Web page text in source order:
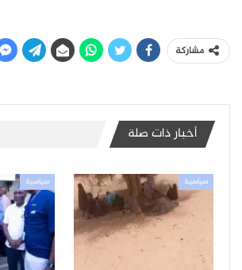
مشاركة
أخبار ذات صلة
سياسية سياسية